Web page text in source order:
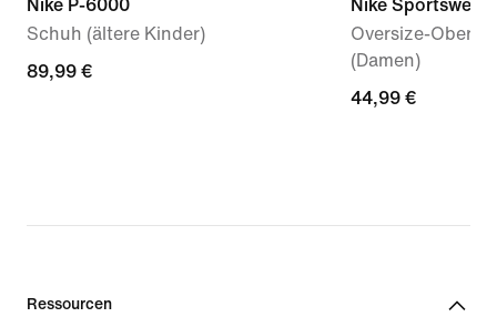
Nike P-6000
Schuh (ältere Kinder)
89,99 €
89,99 €
Nike Sportswear
Oversize-
(Damen)
44,99 €
44,99 €
Ressourcen